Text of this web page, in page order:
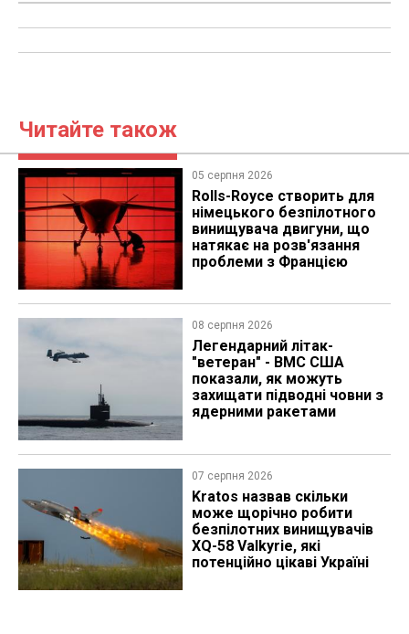
Читайте також
05 серпня 2026
Rolls-Royce створить для
німецького безпілотного
винищувача двигуни, що
натякає на розв'язання
проблеми з Францією
08 серпня 2026
Легендарний літак-
"ветеран" - ВМС США
показали, як можуть
захищати підводні човни з
ядерними ракетами
07 серпня 2026
Kratos назвав скільки
може щорічно робити
безпілотних винищувачів
XQ-58 Valkyrie, які
потенційно цікаві Україні